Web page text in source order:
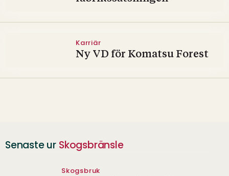
Karriär
Ny VD för Komatsu Forest
Senaste ur Skogsbränsle
Skogsbruk